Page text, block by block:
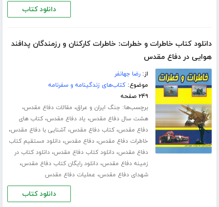
دانلود کتاب
دانلود کتاب خاطرات و خطرات: خاطرات کارکنان و رزمندگان پدافند
هوایی در دفاع مقدس
از:رضا جهانفر
موضوع:کتاب‌های زندگینامه و سفرنامه
۲۴۹ صفحه
برچسب‌ها: جنگ ایران و عراق، مقالات دفاع مقدس،
هشت سال دفاع مقدس، یاد دفاع مقدس،کتاب های
دفاع مقدس،کتاب دفاع مقدس،آشنایی با دفاع مقدس،
خاطرات دفاع مقدس،دفاع مقدس،دانلود مستقیم کتاب
دفاع مقدس،دانلود کتاب دفاع مقدس،دانلود کتاب در
زمینه دفاع مقدس،دانلود رایگان کتاب دفاع مقدس،
شهدای دفاع مقدس، عملیات دفاع مقدس
دانلود کتاب